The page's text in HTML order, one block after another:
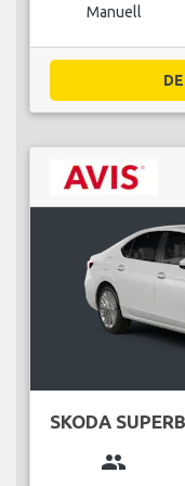
Manuell
SKODA SUPERB
group